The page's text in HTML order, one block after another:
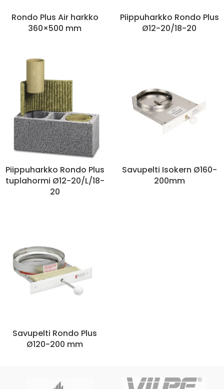
Rondo Plus Air harkko
360×500 mm
Piippuharkko Rondo Plus
Ø12-20/18-20
Piippuharkko Rondo Plus
tuplahormi Ø12-20/L/18-
20
Savupelti Isokern Ø160-
200mm
Savupelti Rondo Plus
Ø120-200 mm